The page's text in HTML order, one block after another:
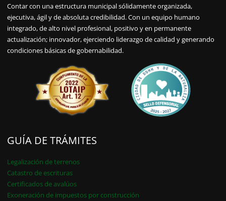
Contar con una estructura municipal sólidamente organizada,
ejecutiva, ágil y de absoluta credibilidad. Con un equipo humano
integrado, de alto nivel profesional, positivo y en permanente
actualización; innovador, ejerciendo liderazgo de calidad y generando
condiciones básicas de gobernabilidad.
GUÍA DE TRÁMITES
Legalización de terrenos
Catastro de escrituras
Certificados de avalúos
Exoneración de impuestos por construcción